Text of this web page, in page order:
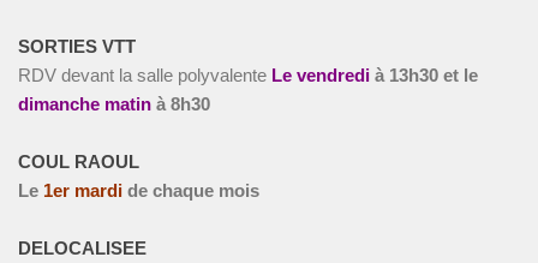
SORTIES VTT
RDV devant la salle polyvalente Le vendredi à 13h30 et le
dimanche matin à 8h30
COUL RAOUL
Le 1er mardi de chaque mois
DELOCALISEE